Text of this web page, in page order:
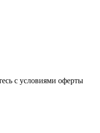
с условиями оферты